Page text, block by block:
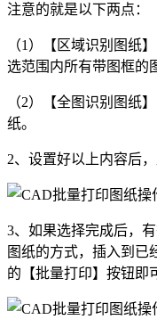
注意的就是以下两点：
（1）【区域识别图纸
选范围内所有带图框的
（2）【全图识别图纸
纸。
2、设置好以上内容后
3、如果选择完成后，
图纸的方式，插入到已
的【批量打印】按钮即